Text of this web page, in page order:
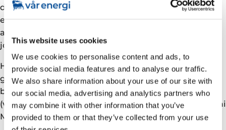
This website uses cookies
We use cookies to personalise content and ads, to
provide social media features and to analyse our traffic.
We also share information about your use of our site with
our social media, advertising and analytics partners who
may combine it with other information that you’ve
provided to them or that they’ve collected from your use
dimensjon til Arctic Talent-tradisjonen, som tidligere
er gitt til artister som representerer et bredt spekter
av musikalske stilarter, fra klassisk opera til samisk
joik, avslutter Wulff.
Hollow Hearts består av artistene Ida Løvheim (vokal,
gitar og trekkspill), Ida Karoline Nordgård (vokal og
bass), begge fra Troms, Mikael Pedersen Jacobsen
(vokal og trommer) fra Finnmark og Christoffer Nicolai
Mathisen (vokal, gitar og pedal steel) fra Nordland.